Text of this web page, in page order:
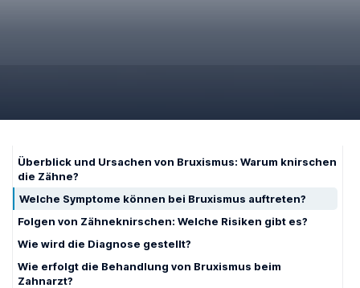
Überblick und Ursachen von Bruxismus: Warum knirschen
die Zähne?
Welche Symptome können bei Bruxismus auftreten?
Folgen von Zähneknirschen: Welche Risiken gibt es?
Wie wird die Diagnose gestellt?
Wie erfolgt die Behandlung von Bruxismus beim
Zahnarzt?